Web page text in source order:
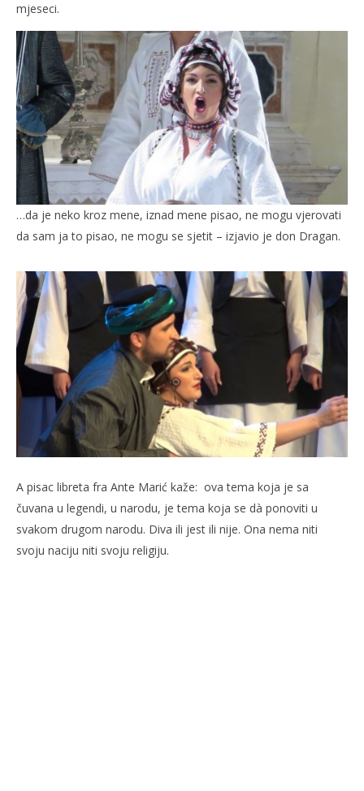
NOW VIEWING
Izvedena opera Diva
17.
ožujka
2016.
Siroki.com
mjeseci.
…da je neko kroz mene, iznad mene pisao, ne mogu vjerovati
da sam ja to pisao, ne mogu se sjetit – izjavio je don Dragan.
A pisac libreta fra Ante Marić kaže: ova tema koja je sa
čuvana u legendi, u narodu, je tema koja se dà ponoviti u
svakom drugom narodu. Diva ili jest ili nije. Ona nema niti
svoju naciju niti svoju religiju.